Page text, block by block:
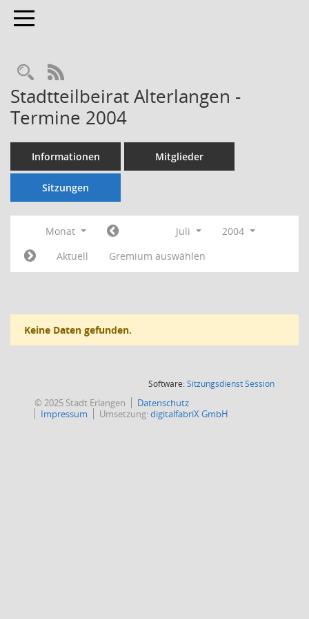
Toggle navigation
Rechercheauswahl
RSS-Feed
Stadtteilbeirat Alterlangen -
Termine 2004
Informationen Mitglieder
Sitzungen
Monat Juli
2004
Aktuell
Gremium auswählen
Keine Daten gefunden.
Software:SitzungsdienstSession(Wird in
© 2025 Stadt Erlangen
Datenschutz
Impressum
Umsetzung:digitalfabriX GmbH